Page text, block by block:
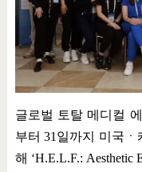
글로벌 토탈 메디컬
부터31 일까지 미국ㆍ
해 ‘H.E.L.F.: Aesthetic